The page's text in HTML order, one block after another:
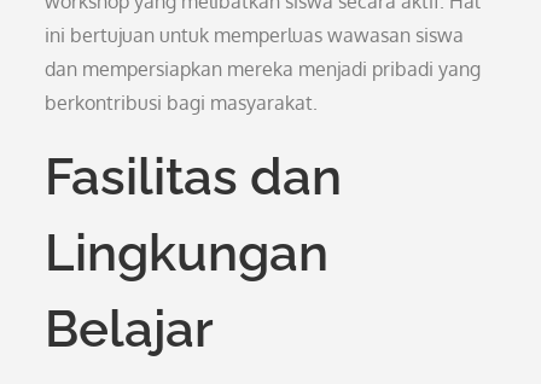
ini bertujuan untuk memperluas wawasan siswa
dan mempersiapkan mereka menjadi pribadi yang
berkontribusi bagi masyarakat.
Fasilitas dan
Lingkungan
Belajar